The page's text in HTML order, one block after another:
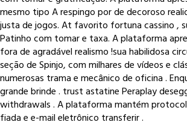
mesmo tipo A respingo por de decoroso
justa de jogos. At favorito fortuna cassino ,
Patinho com tomar e taxa. A plataforma
fora de agradável realismo !sua habilidosa
seção de Spinjo, com milhares de vídeos e
numerosas trama e mecânico de oficina .
grande brinde . trust astatine Peraplay
withdrawals . A plataforma mantém
fiada e e-mail eletrônico transferir .